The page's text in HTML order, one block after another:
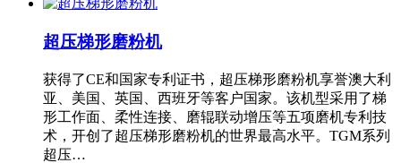
超压梯形磨粉机
获得了CE和国家专利证书，超压梯形磨粉机享誉澳大利
亚、美国、英国、西班牙等客户国家。该机型采用了梯
形工作面、柔性连接、磨辊联动增压等五项磨机专利技
术，开创了超压梯形磨粉机的世界最高水平。TGM系列
超压…